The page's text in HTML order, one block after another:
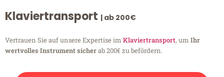
Klaviertransport | ab 200€
Vertrauen Sie auf unsere Expertise im Klaviertransport, um Ihr
wertvolles Instrument sicherab 200€ zu befördern.